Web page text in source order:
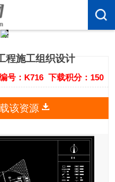
程施工组织设计
下载积分：150
号：K716
该资源